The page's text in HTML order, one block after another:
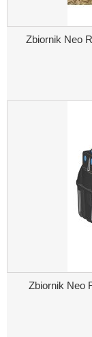
Zbiornik Neo
Zbiornik Neo